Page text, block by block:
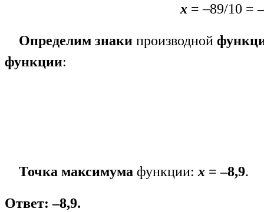
х= –89/10 =
Определим знаки производной
функции:
Точка максимума функции:х = –8,9.
Ответ: –8,9.